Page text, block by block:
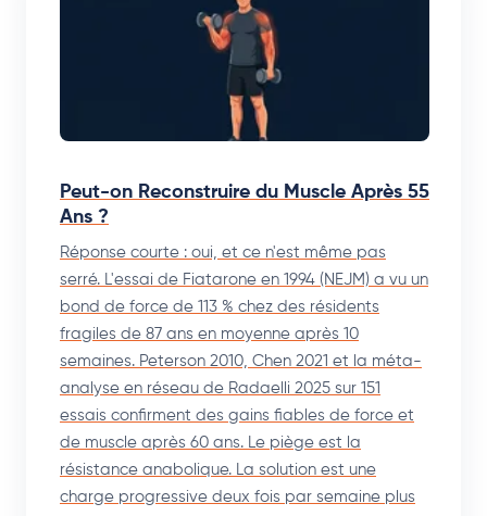
Peut-on Reconstruire du Muscle Après 55
Ans ?
Réponse courte : oui, et ce n'est même pas
serré. L'essai de Fiatarone en 1994 (NEJM) a vu un
bond de force de 113 % chez des résidents
fragiles de 87 ans en moyenne après 10
semaines. Peterson 2010, Chen 2021 et la méta-
analyse en réseau de Radaelli 2025 sur 151
essais confirment des gains fiables de force et
de muscle après 60 ans. Le piège est la
résistance anabolique. La solution est une
charge progressive deux fois par semaine plus